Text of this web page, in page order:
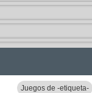
Juegos de -etiqueta-